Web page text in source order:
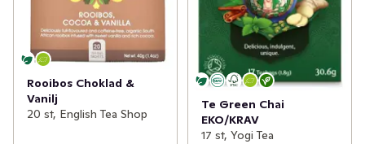
Rooibos Choklad &
Vanilj
20 st, English Tea Shop
Te Green Chai
EKO/KRAV
17 st, Yogi Tea